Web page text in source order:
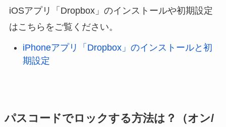
iOSアプリ「Dropbox」のインストールや初期設定
はこちらをご覧ください。
iPhoneアプリ「Dropbox」のインストールと初
期設定
パスコードでロックする方法は？（オン/